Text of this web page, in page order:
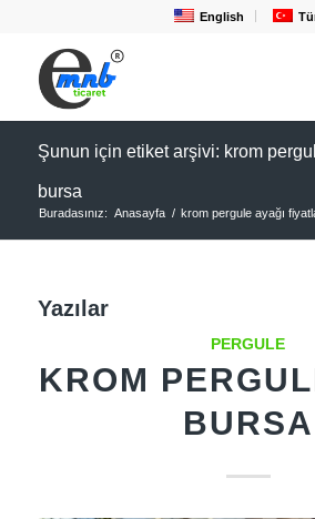
English
Şunun için etiket arşivi: krom
bursa
Buradasınız: Anasayfa / krom pergule ayağı
Yazılar
PERGULE
KROM
BURSA